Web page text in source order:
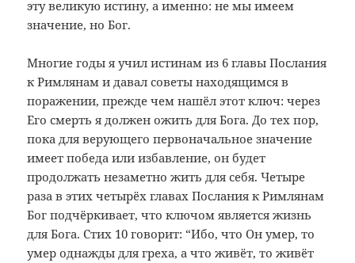
эту великую истину, а именно: не мы имеем
значение, но Бог.
Многие годы я учил истинам из 6 главы Послания
к Римлянам и давал советы находящимся в
поражении, прежде чем нашёл этот ключ: через
Его смерть я должен ожить для Бога. До тех пор,
пока для верующего первоначальное значение
имеет победа или избавление, он будет
продолжать незаметно жить для себя. Четыре
раза в этих четырёх главах Послания к Римлянам
Бог подчёркивает, что ключом является жизнь
для Бога. Стих 10 говорит: “Ибо, что Он умер, то
умер однажды для греха, а что живёт, то живёт